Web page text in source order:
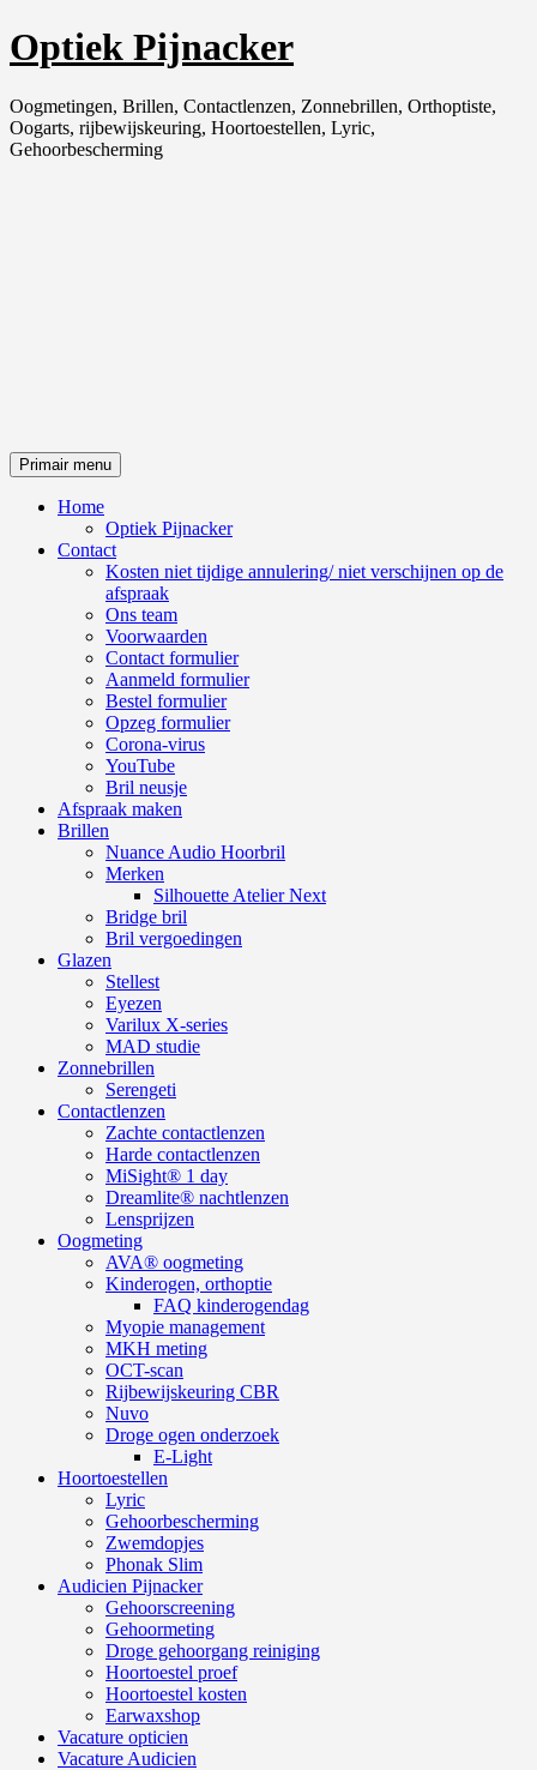
Ga
naar
inhoud
Optiek Pijnacker
Oogmetingen, Brillen, Contactlenzen, Zonnebrillen, Orthoptiste,
Oogarts, rijbewijskeuring, Hoortoestellen, Lyric,
Gehoorbescherming
Primair menu
Home
Optiek Pijnacker
Contact
Kosten niet tijdige annulering/ niet verschijnen op de
afspraak
Ons team
Voorwaarden
Contact formulier
Aanmeld formulier
Bestel formulier
Opzeg formulier
Corona-virus
YouTube
Bril neusje
Afspraak maken
Brillen
Nuance Audio Hoorbril
Merken
Silhouette Atelier Next
Bridge bril
Bril vergoedingen
Glazen
Stellest
Eyezen
Varilux X-series
MAD studie
Zonnebrillen
Serengeti
Contactlenzen
Zachte contactlenzen
Harde contactlenzen
MiSight® 1 day
Dreamlite® nachtlenzen
Lensprijzen
Oogmeting
AVA® oogmeting
Kinderogen, orthoptie
FAQ kinderogendag
Myopie management
MKH meting
OCT-scan
Rijbewijskeuring CBR
Nuvo
Droge ogen onderzoek
E-Light
Hoortoestellen
Lyric
Gehoorbescherming
Zwemdopjes
Phonak Slim
Audicien Pijnacker
Gehoorscreening
Gehoormeting
Droge gehoorgang reiniging
Hoortoestel proef
Hoortoestel kosten
Earwaxshop
Vacature opticien
Vacature Audicien